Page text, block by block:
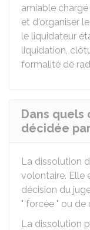
amiable
et d'organiser
le liquidateur
liquidation,
formalité de
Dans
décidée
La dissolution
volontaire. Elle
décision du
" forcée " ou de
La dissolution